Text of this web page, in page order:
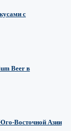
с
Beer в
Восточной Азии